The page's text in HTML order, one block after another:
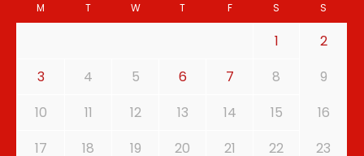
M T W T F S S
1
2
3
4 5 6 7 8
9
10
11 12 13 14 15
16
17
18 19 20 21 22
23